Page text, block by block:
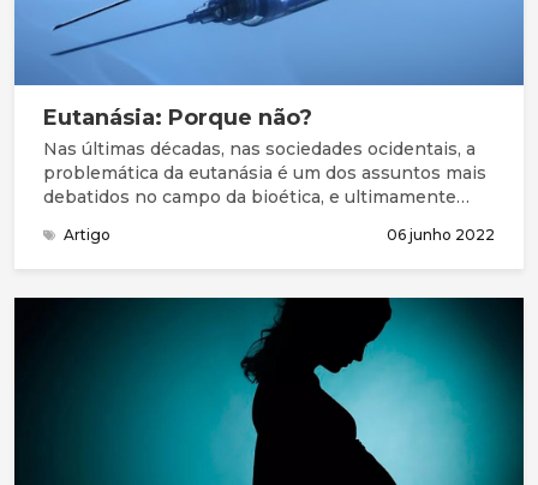
Eutanásia: Porque não?
Nas últimas décadas, nas sociedades ocidentais, a
problemática da eutanásia é um dos assuntos mais
debatidos no campo da bioética, e ultimamente
Artigo 06 junho 2022